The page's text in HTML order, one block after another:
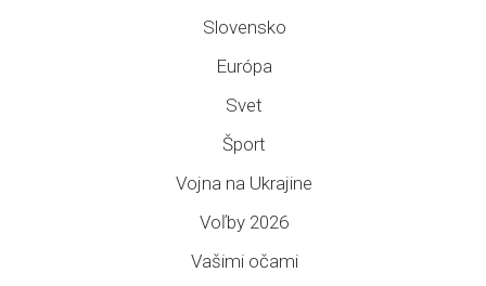
Slovensko
Európa
Svet
Šport
Vojna na Ukrajine
Voľby 2026
Vašimi očami